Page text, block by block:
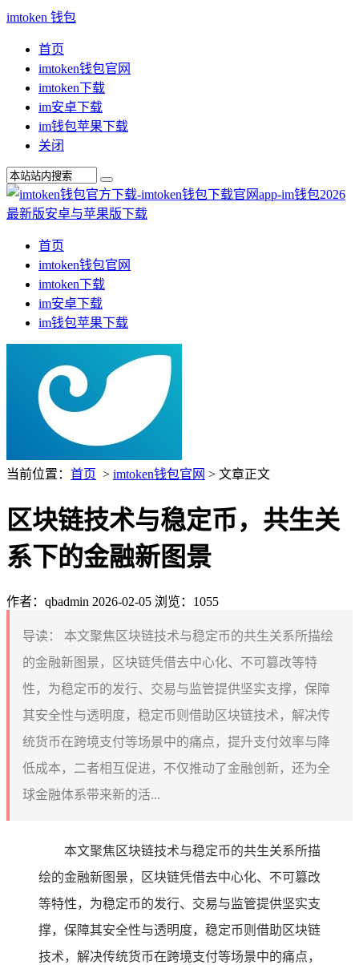
imtoken 钱包
首页
imtoken钱包官网
imtoken下载
im安卓下载
im钱包苹果下载
关闭
首页
imtoken钱包官网
imtoken下载
im安卓下载
im钱包苹果下载
当前位置： 首页 > imtoken钱包官网 > 文章正文
区块链技术与稳定币，共生关
系下的金融新图景
作者：qbadmin 2026-02-05 浏览：1055
导读：
本文聚焦区块链技术与稳定币的共生关系所描绘
的金融新图景，区块链凭借去中心化、不可篡改等特
性，为稳定币的发行、交易与监管提供坚实支撑，保障
其安全性与透明度，稳定币则借助区块链技术，解决传
统货币在跨境支付等场景中的痛点，提升支付效率与降
低成本，二者相互促进，不仅推动了金融创新，还为全
球金融体系带来新的活...
本文聚焦区块链技术与稳定币的共生关系所描
绘的金融新图景，区块链凭借去中心化、不可篡改
等特性，为稳定币的发行、交易与监管提供坚实支
撑，保障其安全性与透明度，稳定币则借助区块链
技术，解决传统货币在跨境支付等场景中的痛点，